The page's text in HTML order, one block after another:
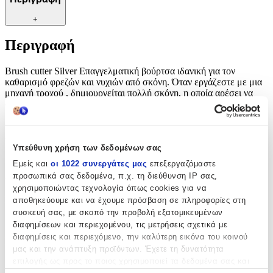
Υπεύθυνη χρήση των δεδομένων σας
Εμείς και οι 1022 συνεργάτες μας επεξεργαζόμαστε
προσωπικά σας δεδομένα, π.χ. τη διεύθυνση IP σας,
χρησιμοποιώντας τεχνολογία όπως cookies για να
αποθηκεύουμε και να έχουμε πρόσβαση σε πληροφορίες στη
συσκευή σας, με σκοπό την προβολή εξατομικευμένων
διαφημίσεων και περιεχομένου, τις μετρήσεις σχετικά με
διαφημίσεις και περιεχόμενο, την καλύτερη εικόνα του κοινού
μας και την ανάπτυξη προϊόντων. Έχετε τη δυνατότητα
+
Περιγραφή
Brush cutter Silver Επαγγελματική βούρτσα ιδανική για τον
καθαρισμό φρεζών και νυχιών από σκόνη. Όταν εργάζεστε με μια
μηχανή τροχού , δημιουργείται πολλή σκόνη, η οποία αρέσει να
συσσωρεύεται στα αυλάκια των χρησιμοποιημένων φρεζών. Η
βούρτσα θα διατηρήσει την καθαριότητα, θα αφαιρέσει τη σκόνη
και τη βρωμιά από δύσκολα προσβάσιμα μέρη. Κόπτης μόνο για
Που χρησιμοποιείται για: καθαρισμός φρεζών καθαρισμός νυχιών
Χαρακτηριστικά
Inox:
Ναι
Κατασκευαστής: